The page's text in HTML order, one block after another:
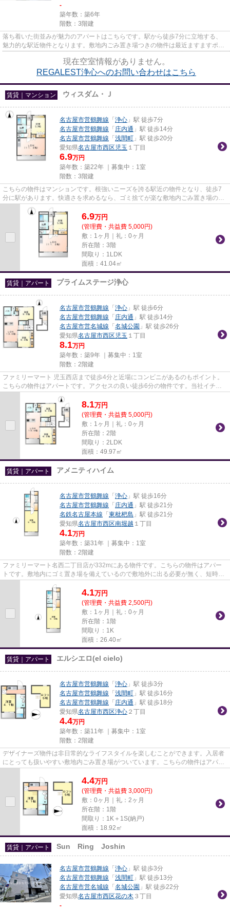
-
築年数：築6年
階数：3階建
落ち着いた街並みが魅力のアパートはこちらです。駅から徒歩7分に立地する、
魅力的な駅近物件となります。敷地内ごみ置き場つきの物件は最近ますますポピ
現在空室情報がありません。
REGALEST浄心へのお問い合わせはこちら
賃貸｜マンション ウィスダム・Ｊ
名古屋市営鶴舞線 「 浄心 」駅 徒歩7分
名古屋市営鶴舞線 「 庄内通 」駅 徒歩14分
名古屋市営鶴舞線 「 浅間町 」駅 徒歩20分
愛知県名古屋市西区 児玉 １丁目
6.9万円
築年数：築22年 ｜募集中： 1室
階数：3階建
こちらの物件はマンションです。根強いニーズを誇る駅近の物件となり、徒歩7
分に駅があります。快適さを求めるなら、ゴミ捨てが楽な敷地内ごみ置き場のあ
る物件がお勧めです。新着情報...
6.9万円
(管理費・共益費 5,000円)
敷：1ヶ月｜礼：0ヶ月
所在階：3階
間取り：1LDK
面積：41.04㎡
賃貸｜アパート プライムステージ浄心
名古屋市営鶴舞線 「 浄心 」駅 徒歩6分
名古屋市営鶴舞線 「 庄内通 」駅 徒歩14分
名古屋市営名城線 「 名城公園 」駅 徒歩26分
愛知県名古屋市西区 児玉 １丁目
8.1万円
築年数：築9年 ｜募集中： 1室
階数：2階建
ファミリーマート 児玉西店まで徒歩4分と近場にコンビニがあるのもポイント。
こちらの物件はアパートです。アクセスの良い徒歩6分の物件です。当社イチオ
シの物件の「プライムステージ...
8.1万円
(管理費・共益費 5,000円)
敷：1ヶ月｜礼：0ヶ月
所在階：2階
間取り：2LDK
面積：49.97㎡
賃貸｜アパート アメニティハイム
名古屋市営鶴舞線 「 浄心 」駅 徒歩16分
名古屋市営鶴舞線 「 庄内通 」駅 徒歩21分
名鉄名古屋本線 「 東枇杷島 」駅 徒歩21分
愛知県名古屋市西区南堀越 １丁目
4.1万円
築年数：築31年 ｜募集中： 1室
階数：2階建
ファミリーマート名西二丁目店が332mにある物件です。こちらの物件はアパー
トです。敷地内にゴミ置き場を備えているので敷地外に出る必要が無く、短時間
でごみ出しを終えられます。当...
4.1万円
(管理費・共益費 2,500円)
敷：1ヶ月｜礼：0ヶ月
所在階：1階
間取り：1K
面積：26.40㎡
賃貸｜アパート エルシエロ(el cielo)
名古屋市営鶴舞線 「 浄心 」駅 徒歩3分
名古屋市営鶴舞線 「 浅間町 」駅 徒歩16分
名古屋市営鶴舞線 「 庄内通 」駅 徒歩18分
愛知県名古屋市西区浄心 ２丁目
4.4万円
築年数：築11年 ｜募集中： 1室
階数：2階建
デザイナーズ物件は非日常的なライフスタイルを楽しむことができます。入居者
にとっても扱いやすい敷地内ごみ置き場がついています。こちらの物件はアパー
4.4万円
(管理費・共益費 3,000円)
敷：0ヶ月｜礼：2ヶ月
所在階：1階
間取り：1K＋1S(納戸)
面積：18.92㎡
賃貸｜アパート Sun Ring Joshin
名古屋市営鶴舞線 「 浄心 」駅 徒歩3分
名古屋市営鶴舞線 「 浅間町 」駅 徒歩13分
名古屋市営名城線 「 名城公園 」駅 徒歩22分
愛知県名古屋市西区花の木 ３丁目
-